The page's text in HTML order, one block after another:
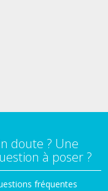
doute ? Une
à poser ?
fréquentes